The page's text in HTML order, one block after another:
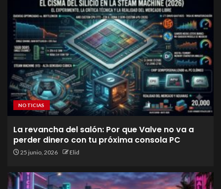
NOTICIAS
La revancha del salón: Por que Valve no va a
perder dinero con tu próxima consola PC
25 junio, 2026 Elid